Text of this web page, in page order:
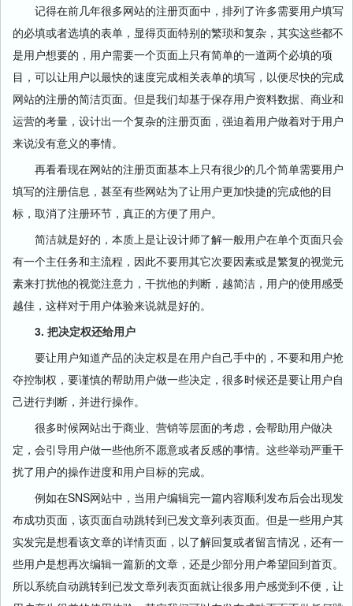
记得在前几年很多网站的注册页面中，排列了许多需要用户填写
的必填或者选填的表单，显得页面特别的繁琐和复杂，其实这些都不
是用户想要的，用户需要一个页面上只有简单的一道两个必填的项
目，可以让用户以最快的速度完成相关表单的填写，以便尽快的完成
网站的注册的简洁页面。但是我们却基于保存用户资料数据、商业和
运营的考量，设计出一个复杂的注册页面，强迫着用户做着对于用户
来说没有意义的事情。
再看看现在网站的注册页面基本上只有很少的几个简单需要用户
填写的注册信息，甚至有些网站为了让用户更加快捷的完成他的目
标，取消了注册环节，真正的方便了用户。
简洁就是好的，本质上是让设计师了解一般用户在单个页面只会
有一个主任务和主流程，因此不要用其它次要因素或是繁复的视觉元
素来打扰他的视觉注意力，干扰他的判断，越简洁，用户的使用感受
越佳，这样对于用户体验来说就是好的。
3. 把决定权还给用户
要让用户知道产品的决定权是在用户自己手中的，不要和用户抢
夺控制权，要谨慎的帮助用户做一些决定，很多时候还是要让用户自
己进行判断，并进行操作。
很多时候网站出于商业、营销等层面的考虑，会帮助用户做决
定，会引导用户做一些他所不愿意或者反感的事情。这些举动严重干
扰了用户的操作进度和用户目标的完成。
例如在SNS网站中，当用户编辑完一篇内容顺利发布后会出现发
布成功页面，该页面自动跳转到已发文章列表页面。但是一些用户其
实发完是想看该文章的详情页面，以了解回复或者留言情况，还有一
些用户是想再次编辑一篇新的文章，还是少部分用户希望回到首页。
所以系统自动跳转到已发文章列表页面就让很多用户感觉到不便，让